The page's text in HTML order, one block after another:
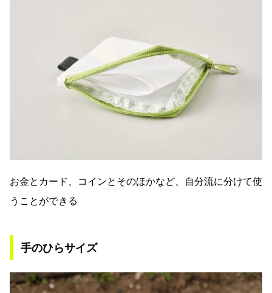
お金とカード、コインとそのほかなど、自分流に分けて使
うことができる
手のひらサイズ